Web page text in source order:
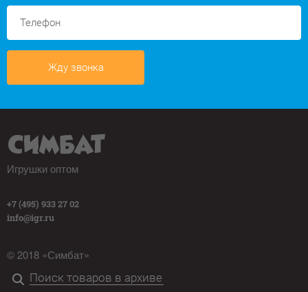
Жду звонка
Игрушки оптом
+7 (495) 933 27 02
info@igr.ru
© 2018 «Симбат»